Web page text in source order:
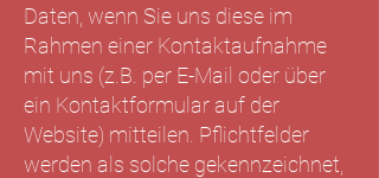
Daten, wenn Sie uns diese im
Rahmen einer Kontaktaufnahme
mit uns (z.B. per E-Mail oder über
ein Kontaktformular auf der
Website) mitteilen. Pflichtfelder
werden als solche gekennzeichnet,